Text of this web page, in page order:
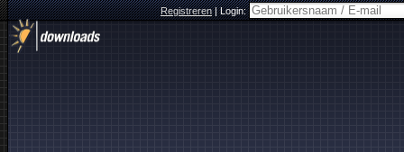
Registreren|Login: